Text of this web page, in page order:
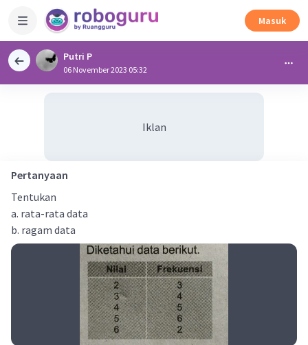
Masuk
Putri P
06 November 2023 05:32
Iklan
Pertanyaan
Tentukan
a. rata-rata data
b. ragam data